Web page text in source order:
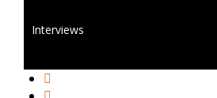
Interviews